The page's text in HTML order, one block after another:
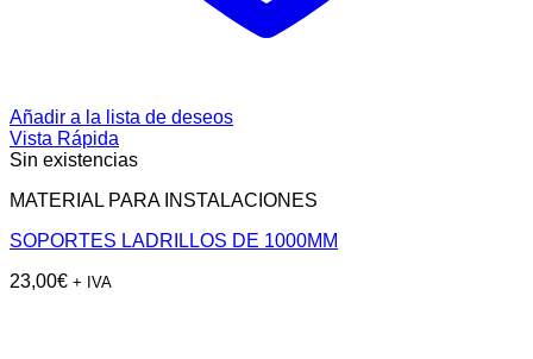
Añadir a la lista de deseos
Vista Rápida
Sin existencias
MATERIAL PARA INSTALACIONES
SOPORTES LADRILLOS DE 1000MM
23,00€ + IVA